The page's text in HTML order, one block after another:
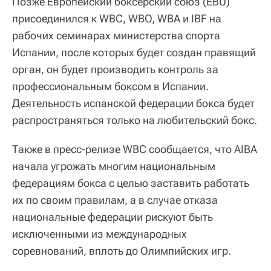
присоединился к WBC, WBO, WBA и IBF на
рабочих семинарах министерства спорта
Испании, после которых будет создан правящий
орган, он будет производить контроль за
профессиональным боксом в Испании.
Деятельность испанской федерации бокса будет
распространяться только на любительский бокс.
Также в пресс-релизе WBС сообщается, что AIBA
начала угрожать многим национальным
федерациям бокса с целью заставить работать
их по своим правилам, а в случае отказа
национальные федерации рискуют быть
исключенными из международных
соревнований, вплоть до Олимпийских игр.